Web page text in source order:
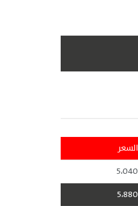
السعر
5،040
5،880